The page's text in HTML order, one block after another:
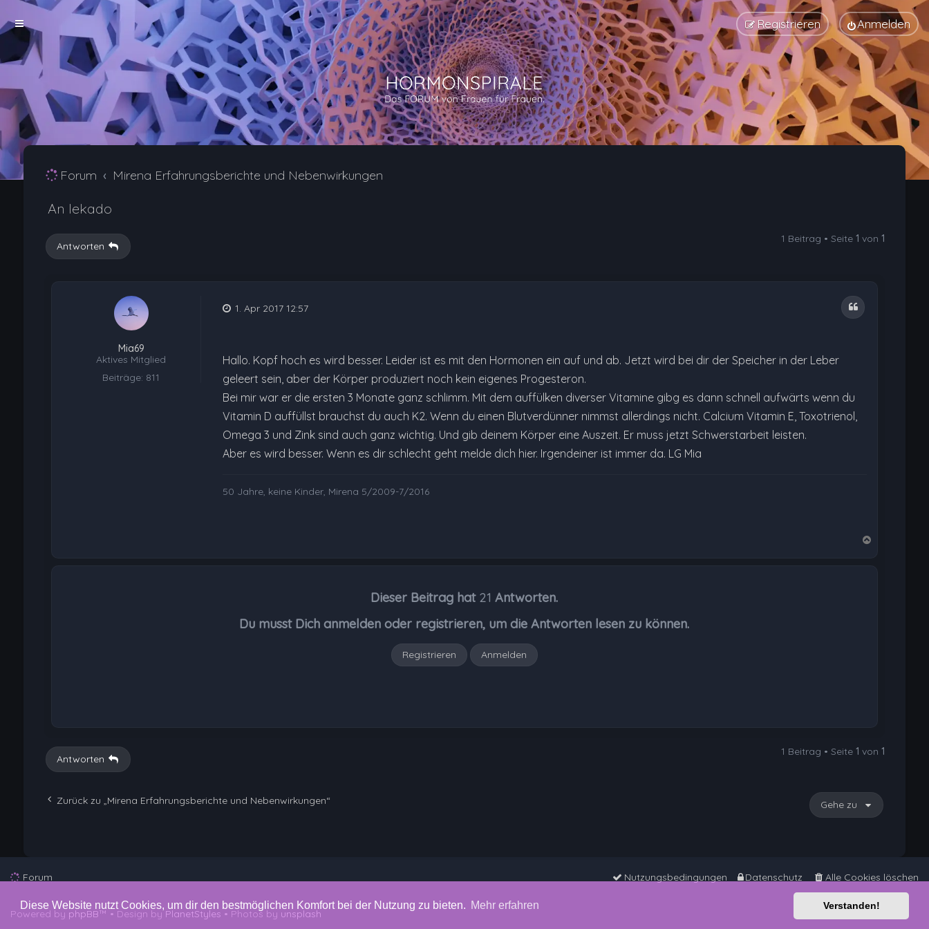
Diese Website nutzt Cookies, um dir den bestmöglichen Komfort bei der Nutzung zu bieten. Mehr erfahren Verstanden!
Anmelden
Registrieren
Forum Mirena Erfahrungsberichte und Nebenwirkungen
An lekado
Antworten
1 Beitrag • Seite1 von1
Mia69
Aktives Mitglied
Beiträge: 811
Zitat
1. Apr 2017 12:57
Hallo. Kopf hoch es wird besser. Leider ist es mit den Hormonen ein auf und ab. Jetzt wird bei dir der Speicher in der Leber
geleert sein, aber der Körper produziert noch kein eigenes Progesteron.
Bei mir war er die ersten 3 Monate ganz schlimm. Mit dem auffülken diverser Vitamine gibg es dann schnell aufwärts wenn du
Vitamin D auffüllst brauchst du auch K2. Wenn du einen Blutverdünner nimmst allerdings nicht. Calcium Vitamin E, Toxotrienol,
Omega 3 und Zink sind auch ganz wichtig. Und gib deinem Körper eine Auszeit. Er muss jetzt Schwerstarbeit leisten.
Aber es wird besser. Wenn es dir schlecht geht melde dich hier. Irgendeiner ist immer da. LG Mia
50 Jahre, keine Kinder, Mirena 5/2009-7/2016
Dieser Beitrag hat 21 Antworten.
Du musst Dich anmelden oder registrieren, um die Antworten lesen zu können.
Registrieren Anmelden
Antworten
1 Beitrag • Seite1 von1
Zurück zu „Mirena Erfahrungsberichte und Nebenwirkungen“ Gehe zu
Forum Alle Cookies löschen
Datenschutz
Nutzungsbedingungen
Powered by phpBB™ • Design byPlanetStyles • Photos by unsplash